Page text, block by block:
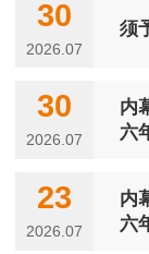
须
30
2026.07
内
六
30
2026.07
内
六
23
2026.07